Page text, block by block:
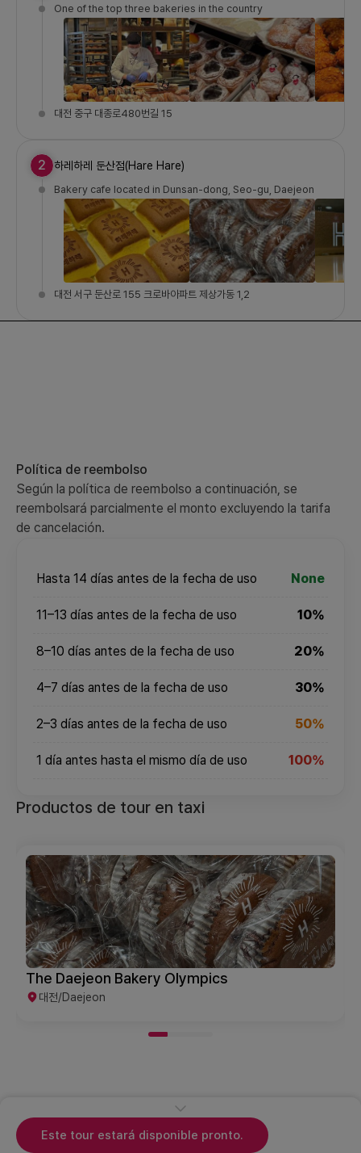
One of the top three bakeries in the country
대전 중구 대종로480번길 15
2 하레하레 둔산점(Hare Hare)
Bakery cafe located in Dunsan-dong, Seo-gu, Daejeon
대전 서구 둔산로 155 크로바아파트 제상가동 1,2
Política de reembolso
Según la política de reembolso a continuación, se
reembolsará parcialmente el monto excluyendo la tarifa
de cancelación.
Hasta 14 días antes de la fecha de uso None
11–13 días antes de la fecha de uso 10%
8–10 días antes de la fecha de uso 20%
4–7 días antes de la fecha de uso 30%
2–3 días antes de la fecha de uso 50%
1 día antes hasta el mismo día de uso 100%
Este tour estará disponible pronto.
Productos de tour en taxi
The Daejeon Bakery Olympics
대전/Daejeon